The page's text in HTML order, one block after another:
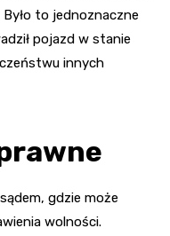
to jednoznaczne
pojazd w stanie
innych
gdzie może
wolności.